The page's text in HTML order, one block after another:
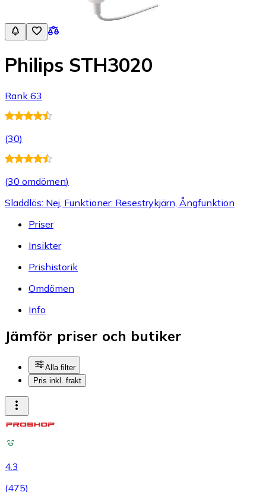
Philips STH3020
Rank 63
(30)
(30 omdömen)
Sladdlös: Nej, Funktioner: Resestrykjärn, Ångfunktion
Priser
Insikter
Prishistorik
Omdömen
Info
Jämför priser och butiker
Alla filter
Pris inkl. frakt
4.3
(475)